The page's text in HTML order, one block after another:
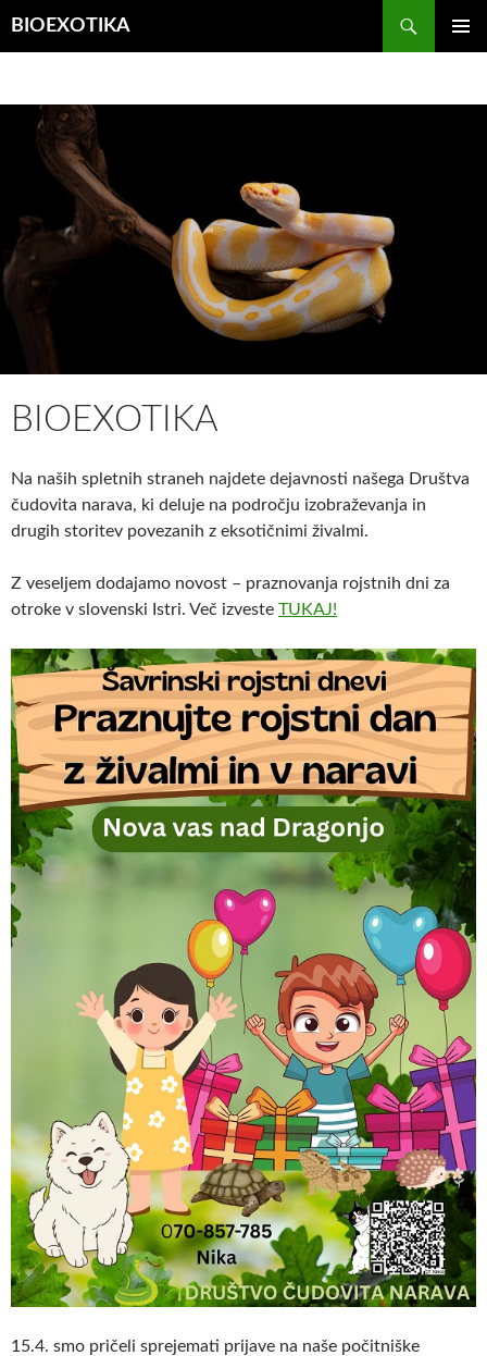
BIOEXOTIKA
BIOEXOTIKA
Na naših spletnih straneh najdete dejavnosti našega Društva
čudovita narava, ki deluje na področju izobraževanja in
drugih storitev povezanih z eksotičnimi živalmi.
Z veseljem dodajamo novost – praznovanja rojstnih dni za
otroke v slovenski Istri. Več izveste TUKAJ!
15.4. smo pričeli sprejemati prijave na naše počitniške